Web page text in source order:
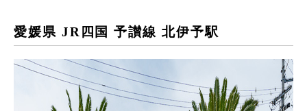
愛媛県 JR四国 予讃線 北伊予駅